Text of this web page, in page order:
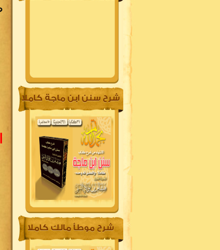
شرح سنن ابن ماجة كاملا
شرح موطأ مالك كاملا